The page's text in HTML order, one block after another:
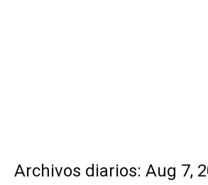
Archivos diarios: Aug 7,